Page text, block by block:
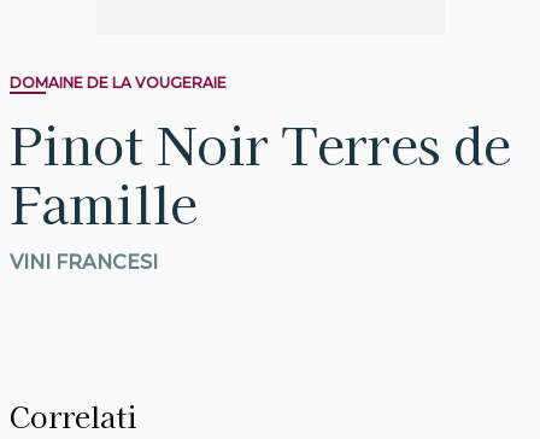
DOMAINE DE LA VOUGERAIE
Pinot Noir Terres de
Famille
VINI FRANCESI
Correlati